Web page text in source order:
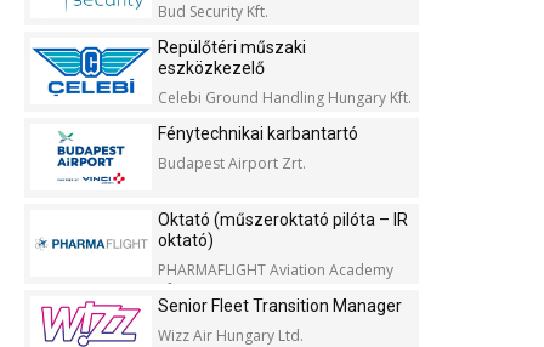
Bud Security Kft.
Repülőtéri műszaki
eszközkezelő
Celebi Ground Handling Hungary Kft.
Fénytechnikai karbantartó
Budapest Airport Zrt.
Oktató (műszeroktató pilóta – IR
oktató)
PHARMAFLIGHT Aviation Academy
Kft.
Senior Fleet Transition Manager
Wizz Air Hungary Ltd.